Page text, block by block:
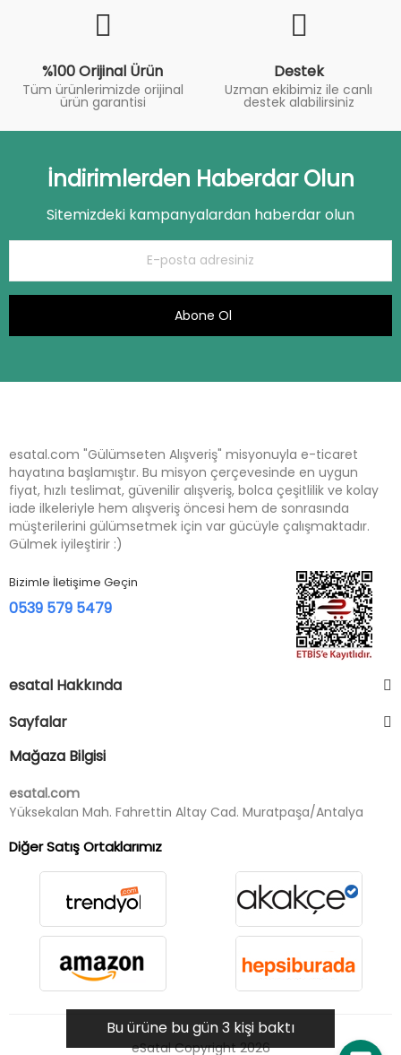
Bu ürüne bu gün 3 kişi baktı
%100 Orijinal Ürün
Tüm ürünlerimizde orijinal
ürün garantisi
Destek
Uzman ekibimiz ile canlı
destek alabilirsiniz
İndirimlerden Haberdar Olun
Sitemizdeki kampanyalardan haberdar olun
Abone Ol
esatal.com "Gülümseten Alışveriş" misyonuyla e-ticaret
hayatına başlamıştır. Bu misyon çerçevesinde en uygun
fiyat, hızlı teslimat, güvenilir alışveriş, bolca çeşitlilik ve kolay
iade ilkeleriyle hem alışveriş öncesi hem de sonrasında
müşterilerini gülümsetmek için var gücüyle çalışmaktadır.
Gülmek iyileştirir :)
Bizimle İletişime Geçin
0539 579 5479
esatal Hakkında
Sayfalar
Mağaza Bilgisi
esatal.com
Yüksekalan Mah. Fahrettin Altay Cad. Muratpaşa/Antalya
Diğer Satış Ortaklarımız
eSatal Copyright 2026